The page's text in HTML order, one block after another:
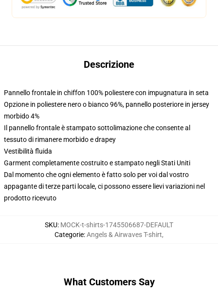
Descrizione
Pannello frontale in chiffon 100% poliestere con impugnatura in seta
Opzione in poliestere nero o bianco 96%, pannello posteriore in jersey
morbido 4%
Il pannello frontale è stampato sottolimazione che consente al
tessuto di rimanere morbido e drapey
Vestibilità fluida
Garment completamente costruito e stampato negli Stati Uniti
Dal momento che ogni elemento è fatto solo per voi dal vostro
appagante di terze parti locale, ci possono essere lievi variazioni nel
prodotto ricevuto
SKU: MOCK-t-shirts-1745506687-DEFAULT
Categorie:Angels & Airwaves T-shirt,
What Customers Say